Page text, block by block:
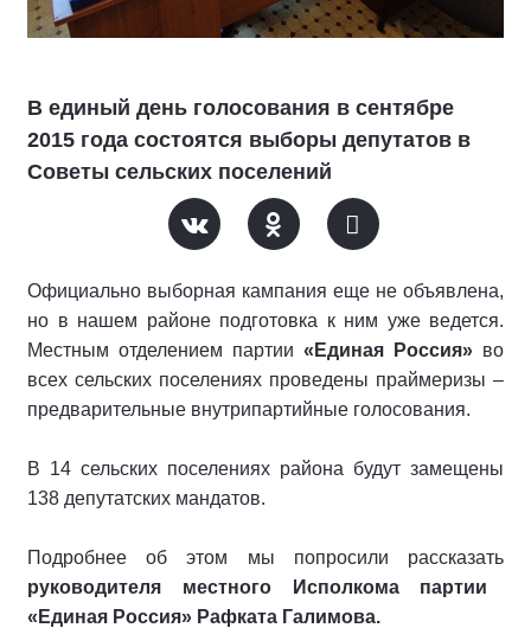
В единый день голосования в сентябре
2015 года состоятся выборы депутатов в
Советы сельских поселений
Официально выборная кампания еще не объявлена,
но в нашем районе подготовка к ним уже ведется.
Местным отделением партии «Единая Россия» во
всех сельских поселениях проведены праймеризы –
предварительные внутрипартийные голосования.
В 14 сельских поселениях района будут замещены
138 депутатских мандатов.
Подробнее об этом мы попросили рассказать
руководителя местного Исполкома партии
«Единая Россия» Рафката Галимова.